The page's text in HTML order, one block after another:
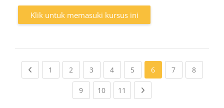
Klik untuk memasuki kursus ini
Previous page
1 (current)
2 (current)
3 (current)
4(current)
5 (current)
6 7(current)
8(current)
9(current)
10(current)
11 (current)Next page